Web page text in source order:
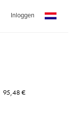
Inloggen
95,48 €